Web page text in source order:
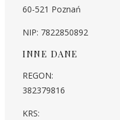
60-521 Poznań
NIP: 7822850892
INNE DANE
REGON:
382379816
KRS: